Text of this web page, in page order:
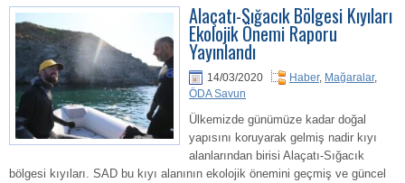
Alaçatı-Sığacık Bölgesi Kıyıları
Ekolojik Önemi Raporu
Yayınlandı
14/03/2020 Haber, Mağaralar,
ÖDA Savun
Ülkemizde günümüze kadar doğal
yapısını koruyarak gelmiş nadir kıyı
alanlarından birisi Alaçatı-Sığacık
bölgesi kıyıları. SAD bu kıyı alanının ekolojik önemini geçmiş ve güncel